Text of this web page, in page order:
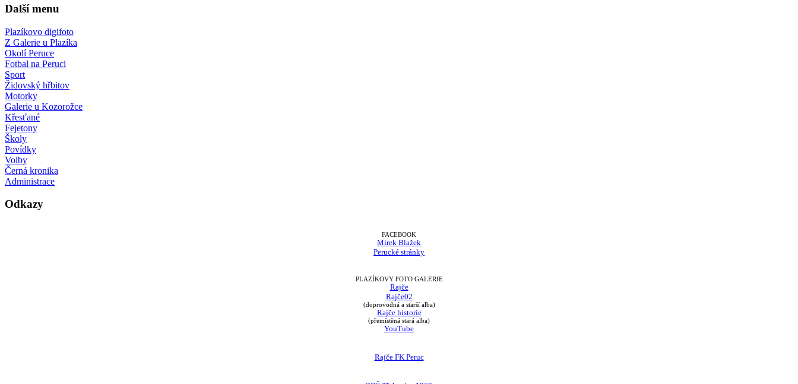
Další menu
Plazíkovo digifoto
Z Galerie u Plazíka
Okolí Peruce
Fotbal na Peruci
Sport
Židovský hřbitov
Motorky
Galerie u Kozorožce
Křesťané
Fejetony
Školy
Povídky
Volby
Černá kronika
Administrace
Odkazy
FACEBOOK
Mirek Blažek
Perucké stránky
PLAZÍKOVY FOTO GALERIE
Rajče
Rajče02
(doprovodná a starší alba)
Rajče historie
(přemístěná stará alba)
YouTube
Rajče FK Peruc